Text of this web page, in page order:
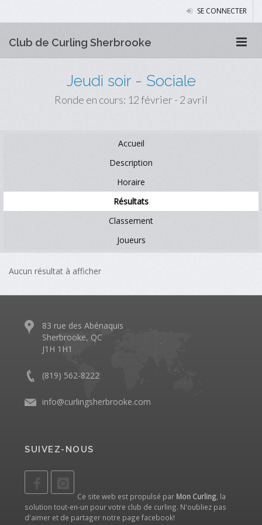
SE CONNECTER
Club de Curling Sherbrooke
Jeudi soir - Sociale
Ronde en cours: 12 février - 2 avril
Accueil
Description
Horaire
Résultats
Classement
Joueurs
Aucun résultat à afficher
83 rue des Abénaquis
Sherbrooke, QC
J1H 1H1
(819) 562-8222
info@curlingsherbrooke.com
SUIVEZ-NOUS
Ce site web est propulsé par Mon Curling, la
solution tout-en-un pour votre club de curling. N'oubliez pas
d'aimer et de partager notre page facebook!